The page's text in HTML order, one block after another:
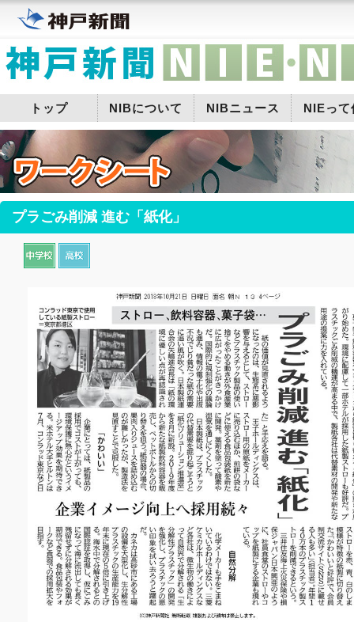
トップ NIBについて NIBニュース NIEって
プラごみ削減 進む「紙化」